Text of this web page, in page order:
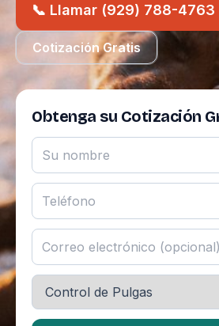
📞 Llamar (929) 788-4763
Cotización Gratis
Obtenga su Cotización